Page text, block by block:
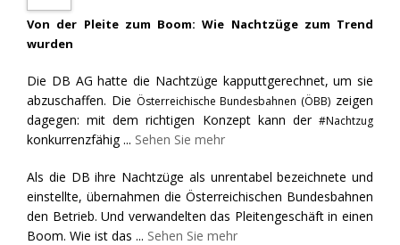
Von der Pleite zum Boom: Wie Nachtzüge zum Trend
wurden
Die DB AG hatte die Nachtzüge kapputtgerechnet, um sie
abzuschaffen. Die Österreichische Bundesbahnen (ÖBB) zeigen
dagegen: mit dem richtigen Konzept kann der #Nachtzug
konkurrenzfähig ... Sehen Sie mehr
Als die DB ihre Nachtzüge als unrentabel bezeichnete und
einstellte, übernahmen die Österreichischen Bundesbahnen
den Betrieb. Und verwandelten das Pleitengeschäft in einen
Boom. Wie ist das ... Sehen Sie mehr